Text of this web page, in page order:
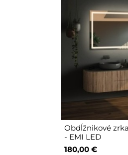
Obdĺžnikové
- EMI LED
180,00 €